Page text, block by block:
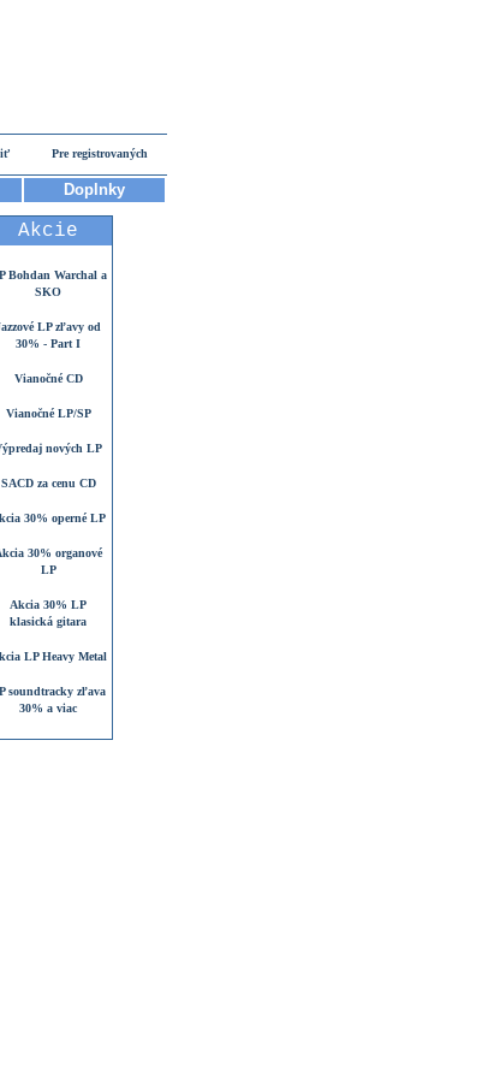
Pre registrovaných
Doplnky
Akcie
Bohdan Warchal a
SKO
LP zľavy od
30% - Part I
Vianočné CD
Vianočné LP/SP
nových LP
SACD za cenu CD
30% operné LP
30% organové
LP
Akcia 30% LP
klasická gitara
LP Heavy Metal
soundtracky zľava
30% a viac